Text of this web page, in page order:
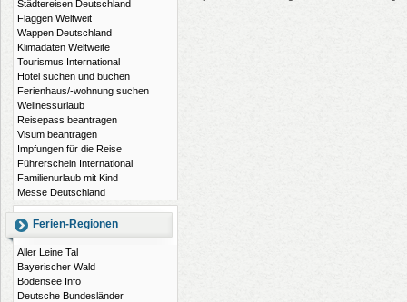
Städtereisen Deutschland
Flaggen Weltweit
Wappen Deutschland
Klimadaten Weltweite
Tourismus International
Hotel suchen und buchen
Ferienhaus/-wohnung suchen
Wellnessurlaub
Reisepass beantragen
Visum beantragen
Impfungen für die Reise
Führerschein International
Familienurlaub mit Kind
Messe Deutschland
Ferien-Regionen
Aller Leine Tal
Bayerischer Wald
Bodensee Info
Deutsche Bundesländer